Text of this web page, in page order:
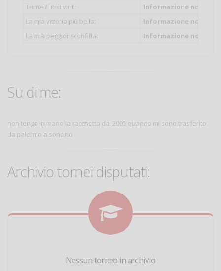
Tornei/Titoli vinti:
Informazione non
La mia vittoria più bella:
Informazione non
La mia peggior sconfitta:
Informazione non
Su di me:
non tengo in mano la racchetta dal 2005 quando mi sono trasferito
da palermo a soncino
Archivio tornei disputati:
Nessun torneo in archivio